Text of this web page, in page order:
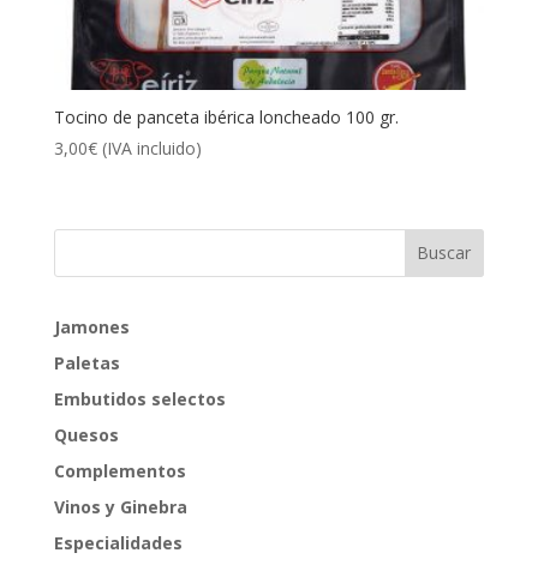
Tocino de panceta ibérica loncheado 100 gr.
3,00€ (IVA incluido)
Jamones
Paletas
Embutidos selectos
Quesos
Complementos
Vinos y Ginebra
Especialidades